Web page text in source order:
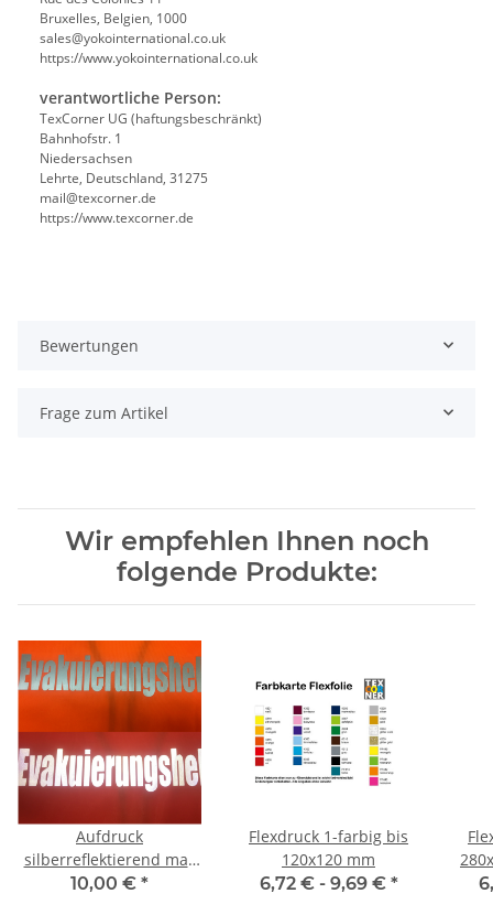
Bruxelles, Belgien, 1000
sales@yokointernational.co.uk
https://www.yokointernational.co.uk
verantwortliche Person:
TexCorner UG (haftungsbeschränkt)
Bahnhofstr. 1
Niedersachsen
Lehrte, Deutschland, 31275
mail@texcorner.de
https://www.texcorner.de
Bewertungen
Frage zum Artikel
Wir empfehlen Ihnen noch
folgende Produkte:
Aufdruck
silberreflektierend max
280x180 mm
10,00 € *
Flexdruck 1-farbig bis
120x120 mm
6,72 € - 9,69 € *